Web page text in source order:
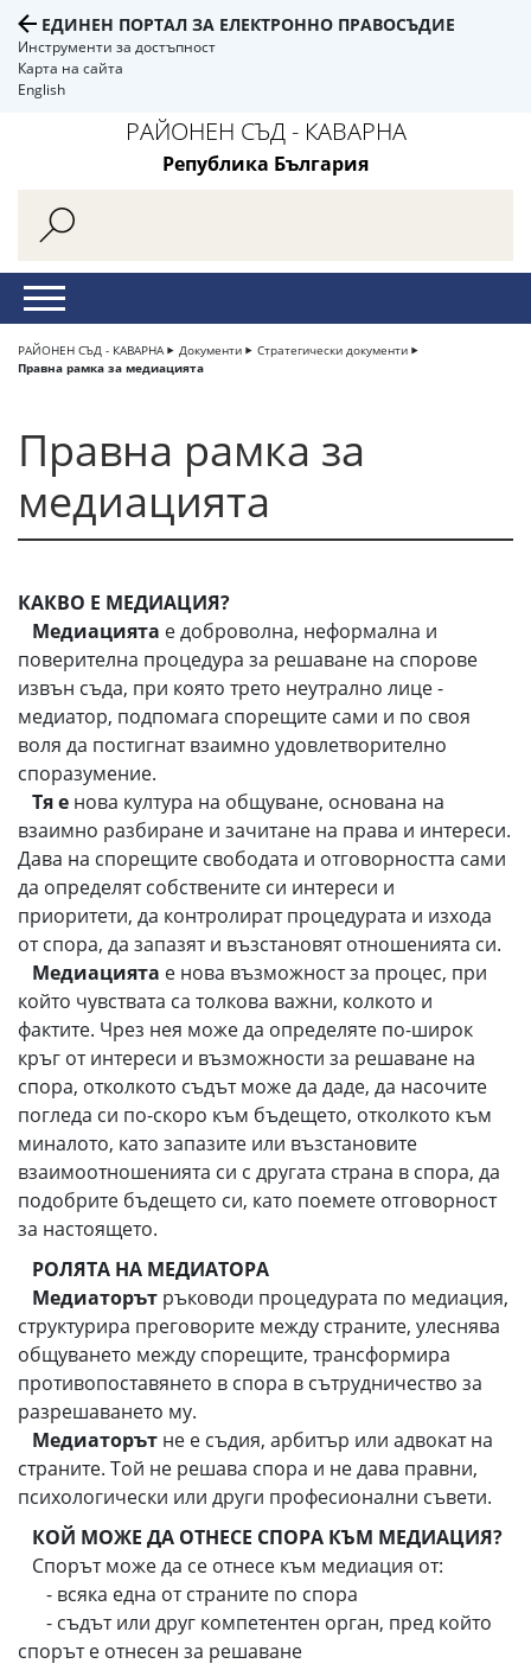
ЕДИНЕН ПОРТАЛ ЗА ЕЛЕКТРОННО ПРАВОСЪДИЕ
Инструменти за достъпност
Карта на сайта
English
РАЙОНЕН СЪД - КАВАРНА
Република България
РАЙОНЕН СЪД - КАВАРНА Документи
Стратегически документи
Правна рамка за медиацията
Правна рамка за
медиацията
КАКВО Е МЕДИАЦИЯ?
Медиацията е доброволна, неформална и
поверителна процедура за решаване на спорове
извън съда, при която трето неутрално лице -
медиатор, подпомага спорещите сами и по своя
воля да постигнат взаимно удовлетворително
споразумение.
Тя е нова култура на общуване, основана на
взаимно разбиране и зачитане на права и интереси.
Дава на спорещите свободата и отговорността сами
да определят собствените си интереси и
приоритети, да контролират процедурата и изхода
от спора, да запазят и възстановят отношенията си.
Медиацията е нова възможност за процес, при
който чувствата са толкова важни, колкото и
фактите. Чрез нея може да определяте по-широк
кръг от интереси и възможности за решаване на
спора, отколкото съдът може да даде, да насочите
погледа си по-скоро към бъдещето, отколкото към
миналото, като запазите или възстановите
взаимоотношенията си с другата страна в спора, да
подобрите бъдещето си, като поемете отговорност
за настоящето.
РОЛЯТА НА МЕДИАТОРА
Медиаторът ръководи процедурата по медиация,
структурира преговорите между страните, улеснява
общуването между спорещите, трансформира
противопоставянето в спора в сътрудничество за
разрешаването му.
Медиаторът не е съдия, арбитър или адвокат на
страните. Той не решава спора и не дава правни,
психологически или други професионални съвети.
КОЙ МОЖЕ ДА ОТНЕСЕ СПОРА КЪМ МЕДИАЦИЯ?
Спорът може да се отнесе към медиация от:
- всяка една от страните по спора
- съдът или друг компетентен орган, пред който
спорът е отнесен за решаване